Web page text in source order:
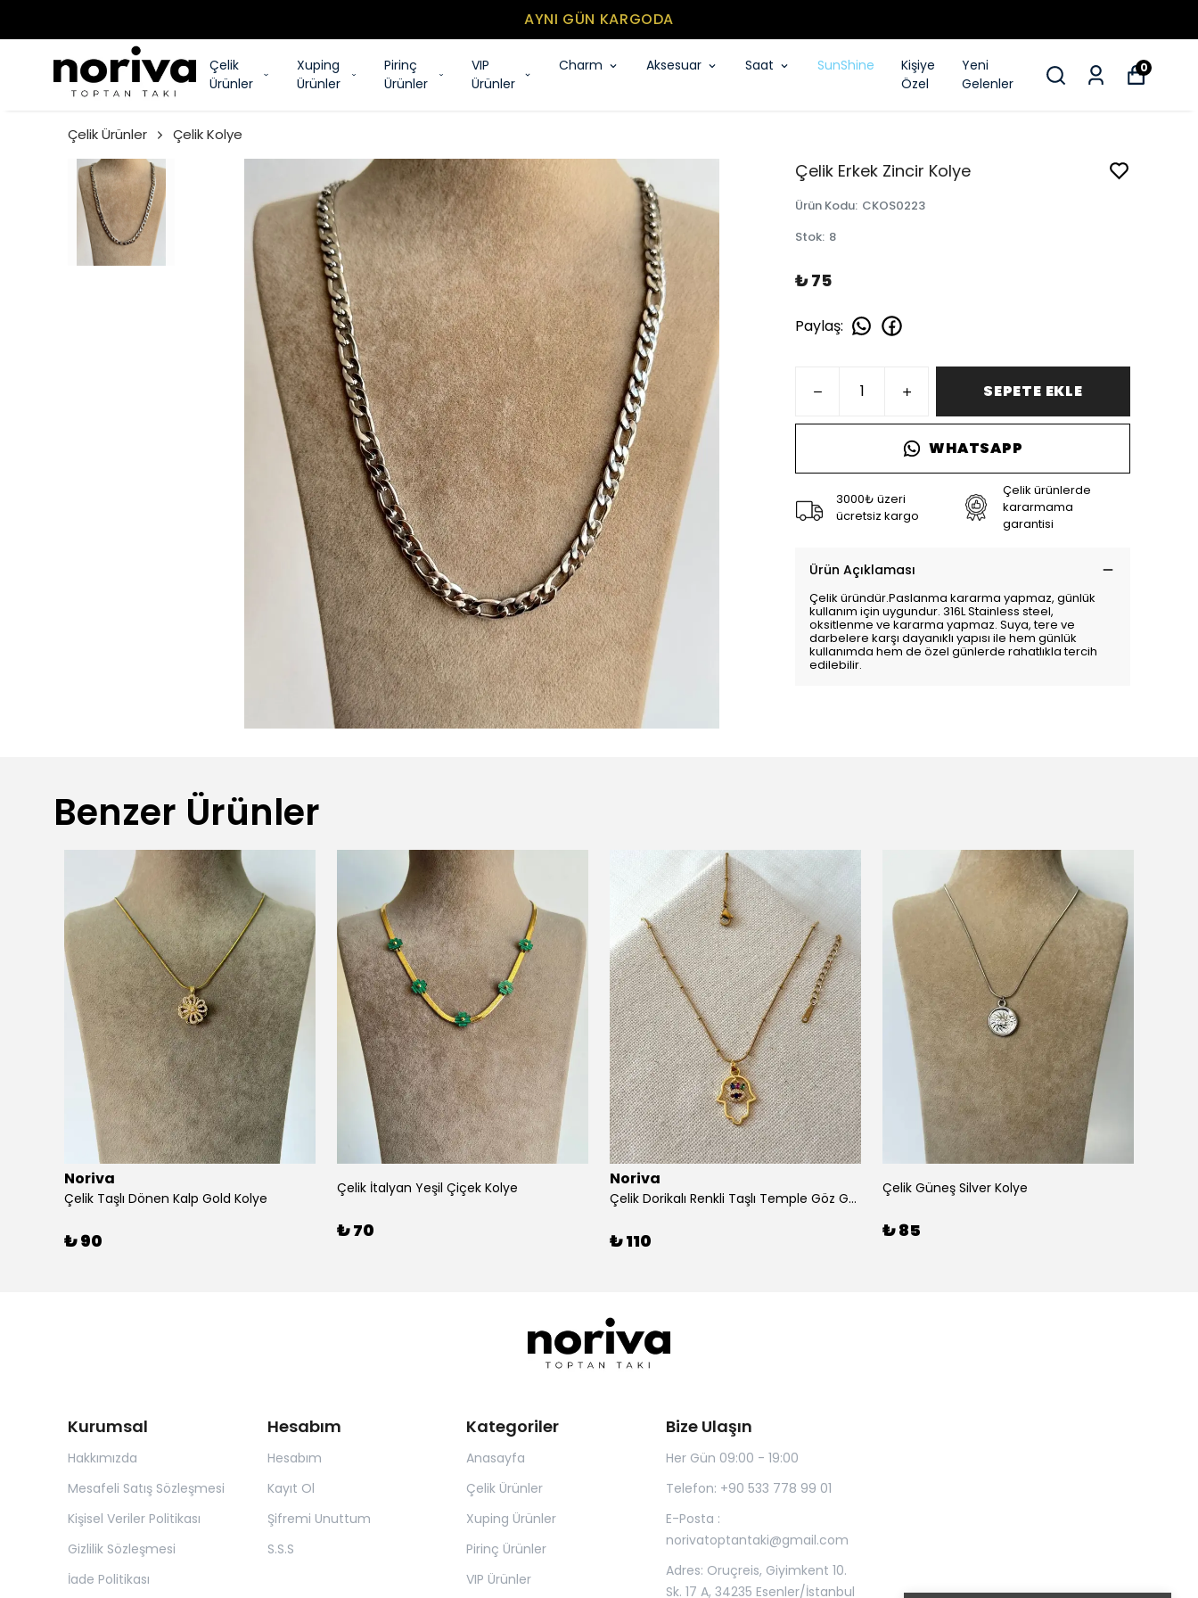
MİNİMUM SEPET TUTARI 500₺
Çelik
Ürünler
Xuping
Ürünler
Pirinç
Ürünler
VIP
Ürünler
Charm Aksesuar Saat SunShine
Kişiye
Özel
Yeni
Gelenler
0
Çelik Ürünler Çelik Kolye
Çelik Erkek Zincir Kolye
Ürün Kodu: CKOS0223
Stok: 8
₺ 75
Paylaş:
SEPETE EKLE
WHATSAPP
3000₺ üzeri
ücretsiz kargo
Çelik ürünlerde
kararmama
garantisi
Ürün Açıklaması
Çelik üründür.Paslanma kararma yapmaz, günlük
kullanım için uygundur. 316L Stainless steel,
oksitlenme ve kararma yapmaz. Suya, tere ve
darbelere karşı dayanıklı yapısı ile hem günlük
kullanımda hem de özel günlerde rahatlıkla tercih
edilebilir.
Benzer Ürünler
Noriva
Çelik Taşlı Dönen Kalp Gold Kolye
₺ 90
Çelik İtalyan Yeşil Çiçek Kolye
₺ 70
Noriva
Çelik Dorikalı Renkli Taşlı Temple Göz Gold Kolye
₺ 110
Çelik Güneş Silver Kolye
₺ 85
Kurumsal
Hakkımızda
Mesafeli Satış Sözleşmesi
Kişisel Veriler Politikası
Gizlilik Sözleşmesi
İade Politikası
Hesabım
Hesabım
Kayıt Ol
Şifremi Unuttum
S.S.S
Kategoriler
Anasayfa
Çelik Ürünler
Xuping Ürünler
Pirinç Ürünler
VIP Ürünler
Bize Ulaşın
Her Gün 09:00 - 19:00
Telefon: +90 533 778 99 01
E-Posta :
norivatoptantaki@gmail.com
Adres: Oruçreis, Giyimkent 10.
Sk. 17 A, 34235 Esenler/İstanbul